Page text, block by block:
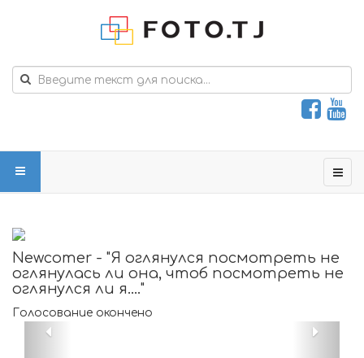
Newcomer - "Я оглянулся посмотреть не
оглянулась ли она, чтоб посмотреть не
оглянулся ли я...."
Голосование окончено